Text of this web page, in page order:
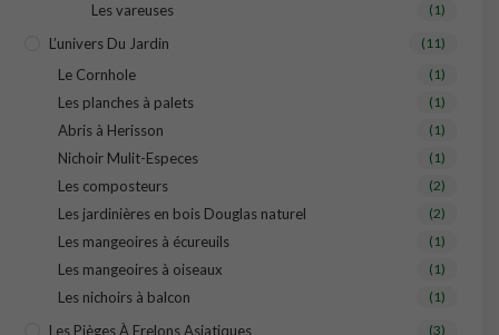
Les vareuses (1)
L’univers Du Jardin (11)
Le Cornhole (1)
Les planches à palets (1)
Abris à Herisson (1)
Nichoir Mulit-Especes (1)
Les composteurs (2)
Les jardinières en bois Douglas naturel (2)
Les mangeoires à écureuils (1)
Les mangeoires à oiseaux (1)
Les nichoirs à balcon (1)
Les Pièges À Frelons Asiatiques (3)